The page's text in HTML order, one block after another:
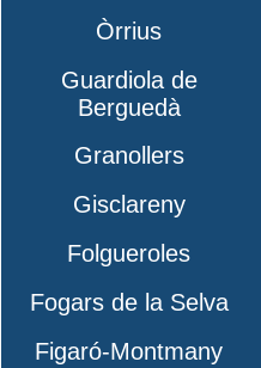
Òrrius
Guardiola de
Berguedà
Granollers
Gisclareny
Folgueroles
Fogars de la Selva
Figaró-Montmany